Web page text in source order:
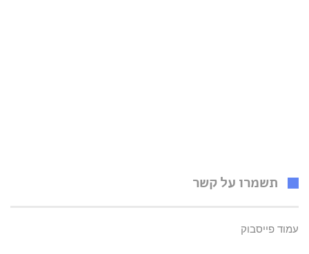
תשמרו על קשר
עמוד פייסבוק